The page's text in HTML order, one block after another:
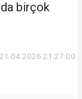
birçok
21.04.2026 21:27:00